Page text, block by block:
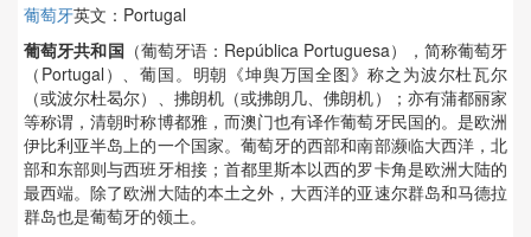
葡萄牙英文：Portugal
葡萄牙共和国（葡萄牙语：República Portuguesa），简称葡萄牙
（Portugal）、葡国。明朝《坤舆万国全图》称之为波尔杜瓦尔
（或波尔杜曷尔）、拂朗机（或拂朗几、佛朗机）；亦有蒲都丽家
等称谓，清朝时称博都雅，而澳门也有译作葡萄牙民国的。是欧洲
伊比利亚半岛上的一个国家。葡萄牙的西部和南部濒临大西洋，北
部和东部则与西班牙相接；首都里斯本以西的罗卡角是欧洲大陆的
最西端。除了欧洲大陆的本土之外，大西洋的亚速尔群岛和马德拉
群岛也是葡萄牙的领土。